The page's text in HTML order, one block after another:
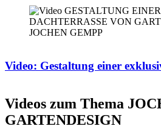
Video: Gestaltung einer
Videos zum Thema
GARTENDESIGN